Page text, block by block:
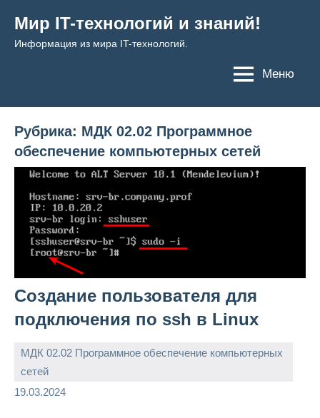
содержимому
Мир IT-технологий и знаний!
Информация из мира IT-технологий.
Меню
Рубрика: МДК 02.02 Программное
обеспечение компьютерных сетей
Создание пользователя для
подключения по ssh в Linux
МДК 02.02 Программное обеспечение компьютерных
сетей
19.03.2024